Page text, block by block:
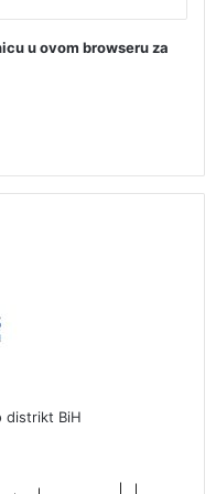
u ovom browseru za
distrikt BiH